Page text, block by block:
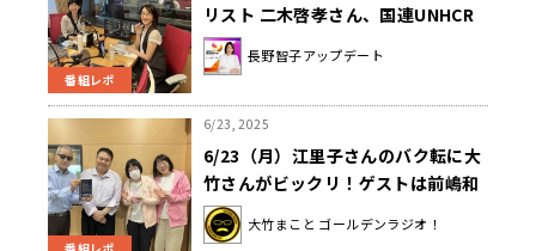
番組レポ
リスト 二木啓孝さん、国連UNHCR
協会 川合雅幸さんでした！
長野智子アップデート
6/23, 2025
6/23（月）江里子さんのバク転に大
竹さんがビックリ！ゲストは前嶋和
弘さんでした。
大竹まこと ゴールデンラジオ！